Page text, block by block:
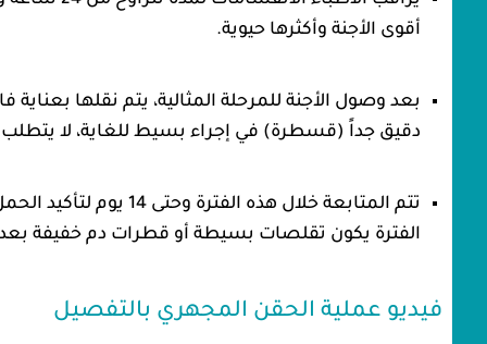
أقوى الأجنة وأكثرها حيوية.
بعد وصول الأجنة للمرحلة المثالية، يتم نقلها
دقيق جداً (قسطرة) في إجراء بسيط للغاية، لا يتطلب
تتم المتابعة خلال
الفترة يكون تقلصات بسيطة أو قطرات دم خفيفة
فيديو عملية الحقن المجهري بالتفصيل